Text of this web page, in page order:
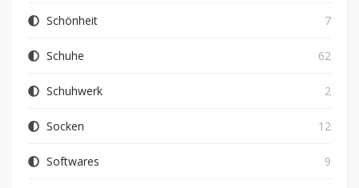
Schönheit 7
Schuhe 62
Schuhwerk 2
Socken 12
Softwares 9